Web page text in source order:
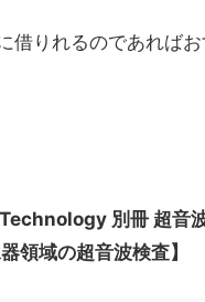
借りれるのであれば
別冊 超音
領域の超音波検査】